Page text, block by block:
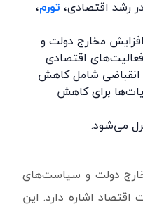
رشد اقتصادی، تورم،
مخارج دولت و
اقتصادی
شامل کاهش
برای کاهش
می‌شود.
دولت و سیاست‌های
اقتصاد اشاره دارد. این